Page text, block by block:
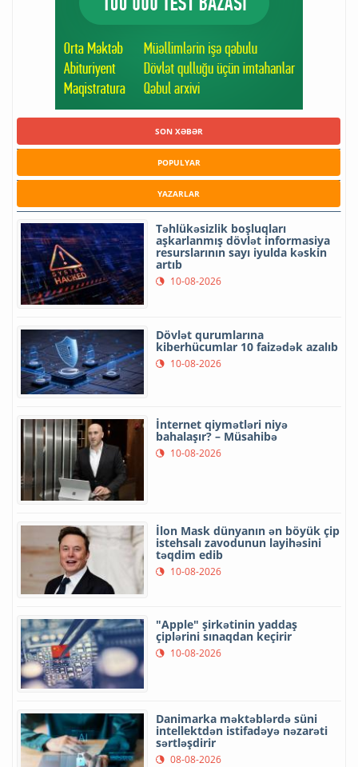
SON XƏBƏR
POPULYAR
YAZARLAR
Təhlükəsizlik boşluqları
aşkarlanmış dövlət informasiya
resurslarının sayı iyulda kəskin
artıb
10-08-2026
Dövlət qurumlarına
kiberhücumlar 10 faizədək azalıb
10-08-2026
İnternet qiymətləri niyə
bahalaşır? – Müsahibə
10-08-2026
İlon Mask dünyanın ən böyük çip
istehsalı zavodunun layihəsini
təqdim edib
10-08-2026
"Apple" şirkətinin yaddaş
çiplərini sınaqdan keçirir
10-08-2026
Danimarka məktəblərdə süni
intellektdən istifadəyə nəzarəti
sərtləşdirir
08-08-2026